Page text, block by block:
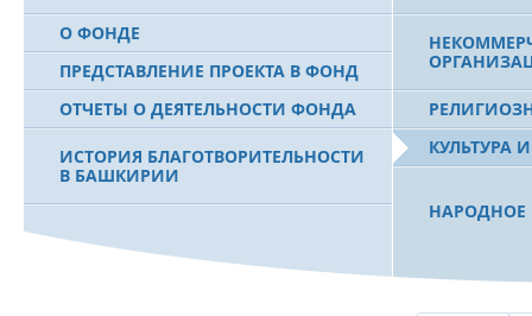
О ФОНДЕ
ПРЕДСТАВЛЕНИЕ ПРОЕКТА В ФОНД
ОТЧЕТЫ О ДЕЯТЕЛЬНОСТИ ФОНДА
ИСТОРИЯ БЛАГОТВОРИТЕЛЬНОСТИ
В БАШКИРИИ
МУРТАЗЕ РАХИМОВЕ
КУЛЬТУРА
НАРОДНОЕ